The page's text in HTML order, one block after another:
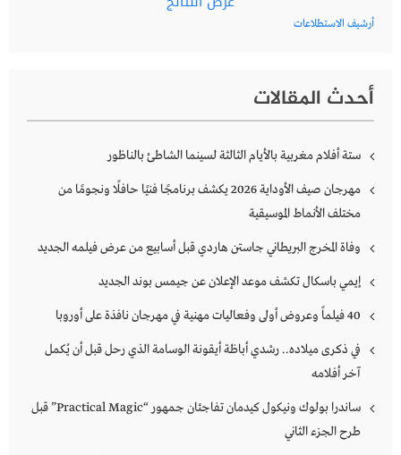
أرشيف الاستطلاعات
أحدث المقالات
ستة أفلام مغربية بالأيام الثالثة لسينما الشاطئ بالناظور
مهرجان صيف الأوداية 2026 يكشف برنامجًا فنيًا حافلًا ونجومًا من
مختلف الأنماط الموسيقية
وفاة المخرج البريطاني جاستن هاردي قبل أسابيع من عرض فيلمه الجديد
إيمي باسكال تكشف موعد الإعلان عن جيمس بوند الجديد
40 فيلماً وعروض أولى وفعاليات مهنية في مهرجان نافذة على أوروبا
في ذكرى ميلاده.. رشدي أباظة أيقونة الوسامة الذي رحل قبل أن يُكمل
آخر أفلامه
ساندرا بولوك ونيكول كيدمان تفاجئان جمهور “Practical Magic” قبل
طرح الجزء الثاني